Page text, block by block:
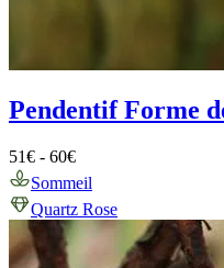
Pendentif Forme
51€ - 60€
Sommeil
Quartz Rose